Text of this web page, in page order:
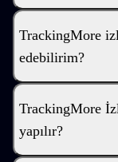
TrackingMore
edebilirim?
TrackingMore
yapılır?